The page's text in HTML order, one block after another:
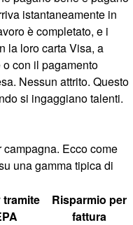
istantaneamente in
è completato, e i
la loro carta Visa, a
con il pagamento
Nessun attrito. Questo
si ingaggiano talenti.
Ecco come
una gamma tipica di
Risparmio per
fattura